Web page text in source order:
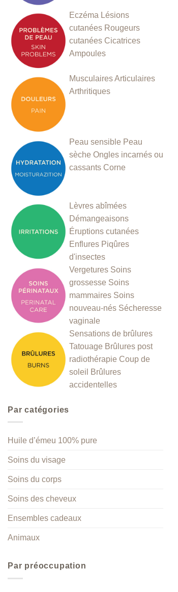
Eczéma Lésions
cutanées Rougeurs
cutanées Cicatrices
Ampoules
MusculairesArticulaires
Arthritiques
Peau sensible Peau
sèche Ongles incarnés ou
cassants Corne
Lèvres abîmées
Démangeaisons
Éruptions cutanées
Enflures Piqûres
d'insectes
Vergetures Soins
grossesse Soins
mammaires Soins
nouveau-nés Sécheresse
vaginale
Sensations de brûlures
Tatouage Brûlures post
radiothérapie Coup de
soleil
Brûlures
accidentelles
Par catégories
Huile d’émeu 100% pure
Soins du visage
Soins du corps
Soins des cheveux
Ensembles cadeaux
Animaux
Par préoccupation